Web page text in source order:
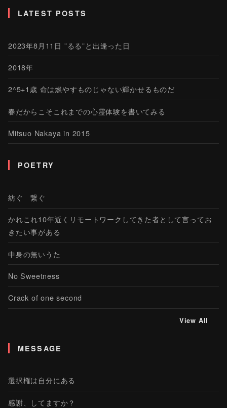
LATEST POSTS
2023年8月11日 ”るる”と出逢った日
2018年
2^5+1歳 命は燃やすものじゃない輝かせるものだ
春だからこそこれまでの心霊体験を書いてみる
Mitsuo Nakaya in 2015
POETRY
紡ぐ 繋ぐ
かれこれ10年近くリモートワークしてきた者として言ってお
きたい事がある
中身の無いうた
No Sweetness
Crack of one second
View All
MESSAGE
選択権は自分にある
感謝、してますか？